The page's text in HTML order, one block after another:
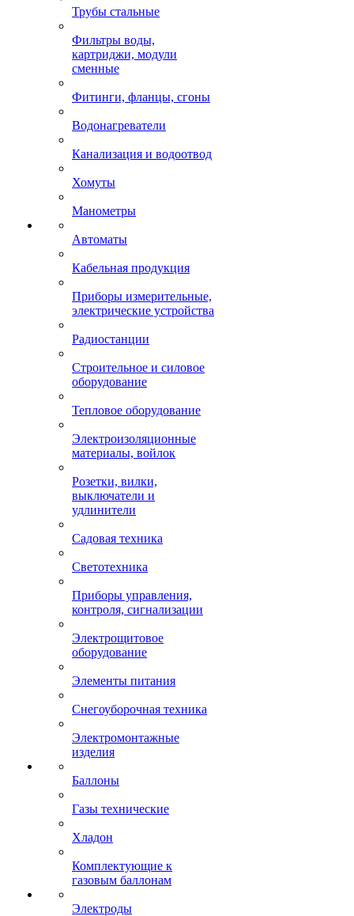
Трубы стальные
Фильтры воды,
картриджи, модули
сменные
Фитинги, фланцы, сгоны
Водонагреватели
Канализация и водоотвод
Хомуты
Манометры
Автоматы
Кабельная продукция
Приборы измерительные,
электрические устройства
Радиостанции
Строительное и силовое
оборудование
Тепловое оборудование
Электроизоляционные
материалы, войлок
Розетки, вилки,
выключатели и
удлинители
Садовая техника
Светотехника
Приборы управления,
контроля, сигнализации
Электрощитовое
оборудование
Элементы питания
Снегоуборочная техника
Электромонтажные
изделия
Баллоны
Газы технические
Хладон
Комплектующие к
газовым баллонам
Электроды